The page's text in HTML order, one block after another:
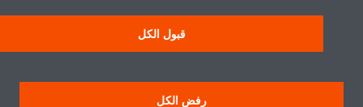
حقوق النشر © دايكن
إشعار قانوني
إشعار ملفات تعريف الارتباط
سياسة حماية البيانات
أخلاقيات الشركة
قبول الكل
رفض الكل